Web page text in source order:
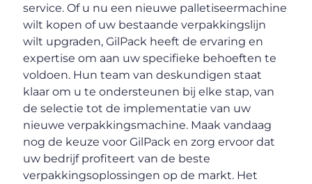
service. Of u nu een nieuwe palletiseermachine
wilt kopen of uw bestaande verpakkingslijn
wilt upgraden, GilPack heeft de ervaring en
expertise om aan uw specifieke behoeften te
voldoen. Hun team van deskundigen staat
klaar om u te ondersteunen bij elke stap, van
de selectie tot de implementatie van uw
nieuwe verpakkingsmachine. Maak vandaag
nog de keuze voor GilPack en zorg ervoor dat
uw bedrijf profiteert van de beste
verpakkingsoplossingen op de markt. Het